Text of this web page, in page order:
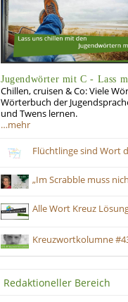
Jugendwörter mit C - Lass
Chillen, cruisen & Co: Viele
Wörterbuch der
und Twens lernen.
…mehr
Flüchtlinge sind Wort
„Im Scrabble muss
Alle Wort Kreuz
Kreuzwortkolumne
Redaktioneller Bereich